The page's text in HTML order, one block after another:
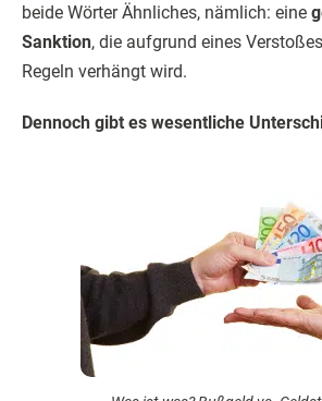
beide Wörter Ähnliches, nämlich: eine
Sanktion, die aufgrund eines
Regeln verhängt wird.
Dennoch gibt es wesentliche